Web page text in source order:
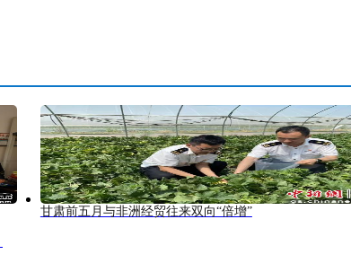
甘肃前五月与非洲经贸往来双向“倍增”